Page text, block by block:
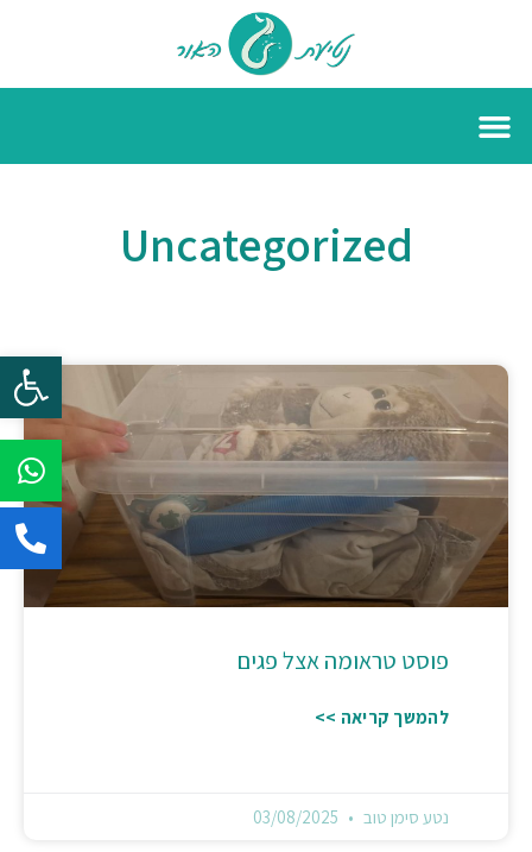
Uncategorized
פוסט טראומה אצל פגים
להמשך קריאה >>
נטע סימן טוב